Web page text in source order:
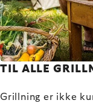
TIL ALLE
Grillning er ikke